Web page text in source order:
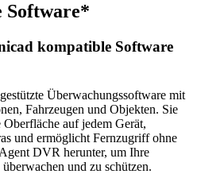
Software*
kompatible Software
Überwachungssoftware mit
Fahrzeugen und Objekten. Sie
auf jedem Gerät,
und ermöglicht Fernzugriff ohne
DVR herunter, um Ihre
und zu schützen.